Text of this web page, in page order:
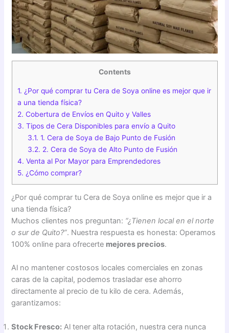
Contents
1. ¿Por qué comprar tu Cera de Soya online es mejor que ir
a una tienda física?
2. Cobertura de Envíos en Quito y Valles
3. Tipos de Cera Disponibles para envío a Quito
3.1. 1. Cera de Soya de Bajo Punto de Fusión
3.2. 2. Cera de Soya de Alto Punto de Fusión
4. Venta al Por Mayor para Emprendedores
5. ¿Cómo comprar?
¿Por qué comprar tu Cera de Soya online es mejor que ir a
una tienda física?
Muchos clientes nos preguntan: “¿Tienen local en el norte
o sur de Quito?”. Nuestra respuesta es honesta: Operamos
100% online para ofrecerte mejores precios.
Al no mantener costosos locales comerciales en zonas
caras de la capital, podemos trasladar ese ahorro
directamente al precio de tu kilo de cera. Además,
garantizamos:
Stock Fresco: Al tener alta rotación, nuestra cera nunca